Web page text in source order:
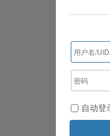
自动登